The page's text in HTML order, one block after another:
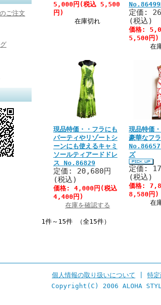
ご注文
5,000円(税込 5,500
円)
在庫切れ
定価:
(税込)
価格:
5,500円)
在
現品特価・・フラにも
パーティやリゾートシ
ーンにも使えるキャミ
ソールティアードドレ
ス No.86829
定価: 20,680円
(税込)
価格: 4,000円(税込
4,400円)
在庫を確認する
現品特価
豪華なフ
ズ
定価:
(税込)
価格:
8,580円)
在
1件～15件 （全15件）
個人情報の取り扱いについて 特
Copyright(C) 2006 ALOHA